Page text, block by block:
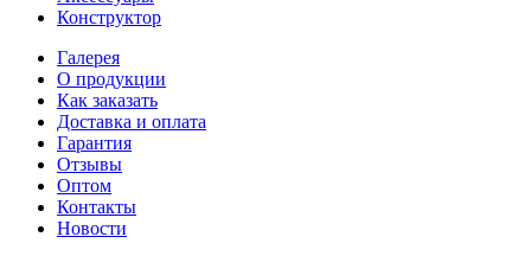
Конструктор
Галерея
О продукции
Как заказать
Доставка и оплата
Гарантия
Отзывы
Оптом
Контакты
Новости